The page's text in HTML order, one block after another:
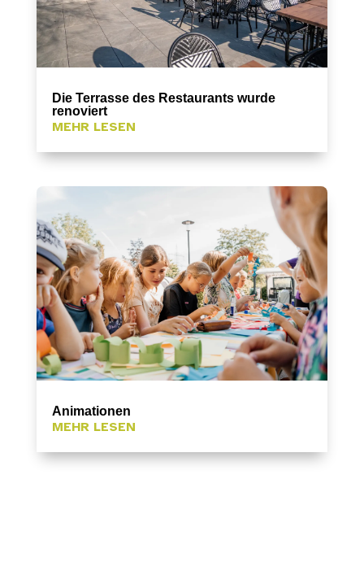
Die Terrasse des Restaurants wurde
renoviert
MEHR LESEN
Animationen
MEHR LESEN